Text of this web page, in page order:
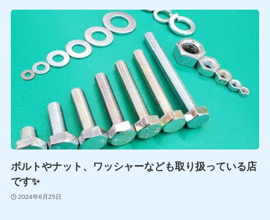
ボルトやナット、ワッシャーなども取り扱っている店
です✨
2024年6月25日